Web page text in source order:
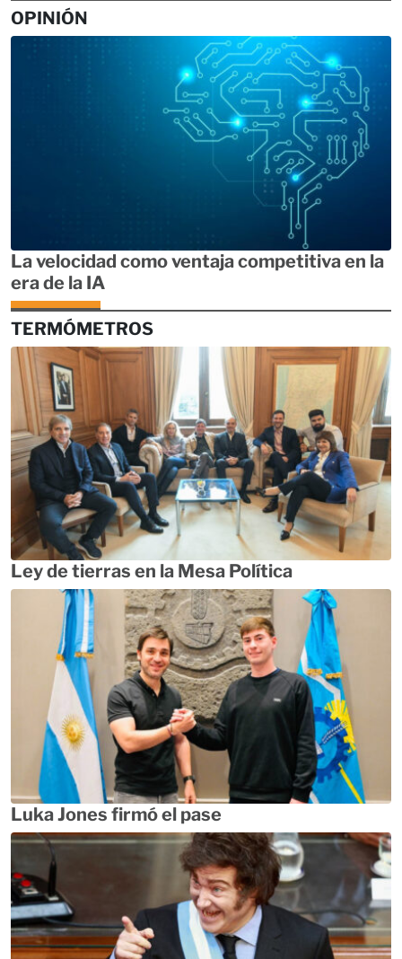
OPINIÓN
La velocidad como ventaja competitiva en la
era de la IA
TERMÓMETROS
Ley de tierras en la Mesa Política
Luka Jones firmó el pase